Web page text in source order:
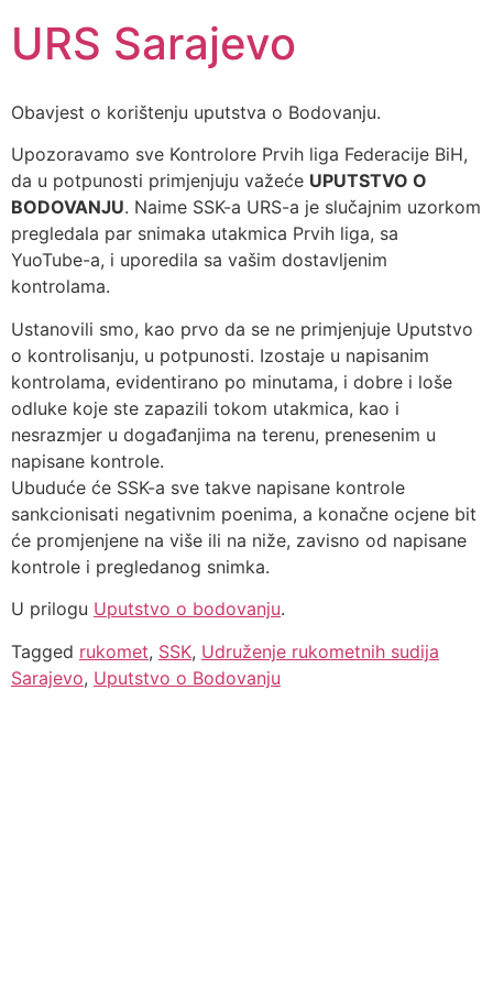
URS Sarajevo
Obavjest o korištenju uputstva o Bodovanju.
Upozoravamo sve Kontrolore Prvih liga Federacije BiH,
da u potpunosti primjenjuju važeće UPUTSTVO O
BODOVANJU. Naime SSK-a URS-a je slučajnim uzorkom
pregledala par snimaka utakmica Prvih liga, sa
YuoTube-a, i uporedila sa vašim dostavljenim
kontrolama.
Ustanovili smo, kao prvo da se ne primjenjuje Uputstvo
o kontrolisanju, u potpunosti. Izostaje u napisanim
kontrolama, evidentirano po minutama, i dobre i loše
odluke koje ste zapazili tokom utakmica, kao i
nesrazmjer u događanjima na terenu, prenesenim u
napisane kontrole.
Ubuduće će SSK-a sve takve napisane kontrole
sankcionisati negativnim poenima, a konačne ocjene bit
će promjenjene na više ili na niže, zavisno od napisane
kontrole i pregledanog snimka.
U prilogu Uputstvo o bodovanju.
Tagged rukomet, SSK, Udruženje rukometnih sudija
Sarajevo, Uputstvo o Bodovanju